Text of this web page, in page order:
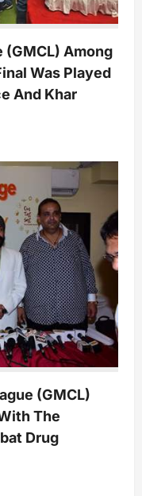
(GMCL) Among
Was Played
And Khar
(GMCL)
The
Drug